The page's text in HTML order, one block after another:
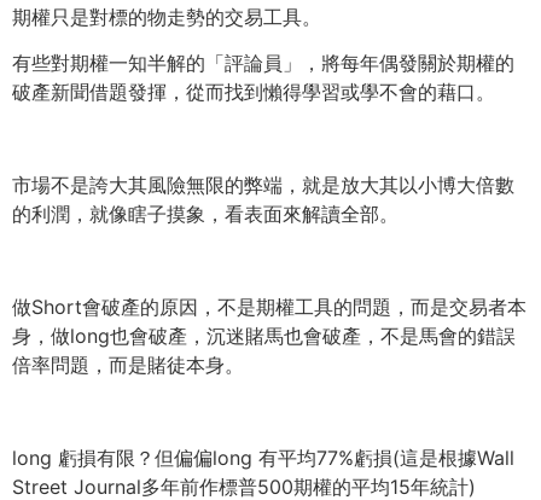
期權只是對標的物走勢的交易工具。
有些對期權一知半解的「評論員」， 將每年偶發關於期權的
破產新聞借題發揮， 從而找到懶得學習或學不會的藉口。
市場不是誇大其風險無限的弊端，就是放大其以小博大倍數
的利潤， 就像瞎子摸象，看表面來解讀全部。
做Short會破產的原因，不是期權工具的問題， 而是交易者本
身，做long也會破產，沉迷賭馬也會破產， 不是馬會的錯誤
倍率問題，而是賭徒本身。
long 虧損有限？但偏偏long 有平均77%虧損(這是根據Wall
Street Journal多年前作標普500期權的平均15年統計)